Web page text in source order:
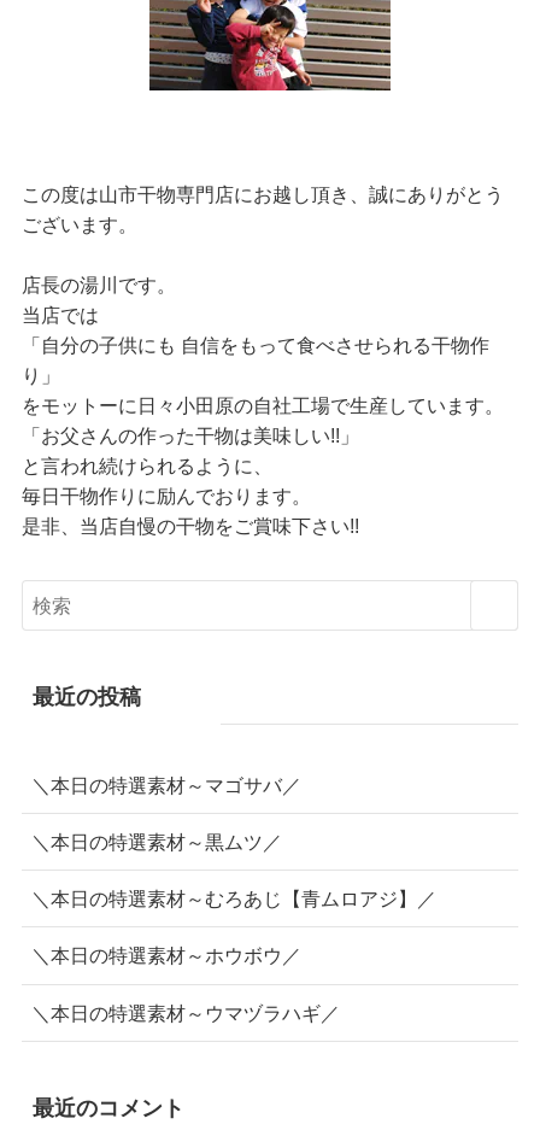
この度は山市干物専門店にお越し頂き、誠にありがとう
ございます。
店長の湯川です。
当店では
「自分の子供にも 自信をもって食べさせられる干物作
り」
をモットーに日々小田原の自社工場で生産しています。
「お父さんの作った干物は美味しい!!」
と言われ続けられるように、
毎日干物作りに励んでおります。
是非、当店自慢の干物をご賞味下さい!!
最近の投稿
＼本日の特選素材～マゴサバ／
＼本日の特選素材～黒ムツ／
＼本日の特選素材～むろあじ【青ムロアジ】／
＼本日の特選素材～ホウボウ／
＼本日の特選素材～ウマヅラハギ／
最近のコメント